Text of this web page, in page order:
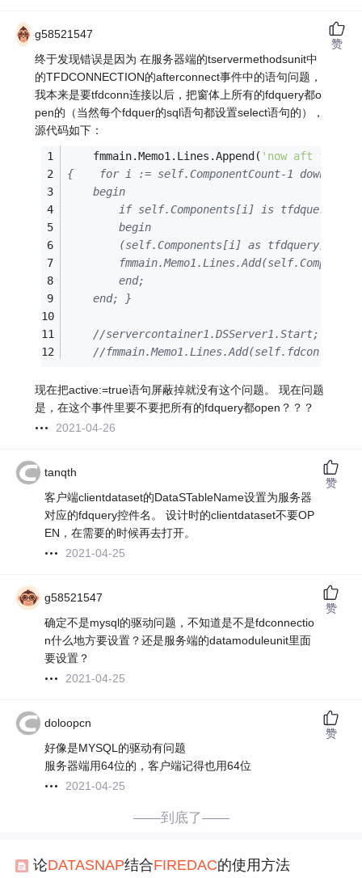
g58521547
终于发现错误是因为 在服务器端的tservermethodsunit中
的TFDCONNECTION的afterconnect事件中的语句问题，
我本来是要tfdconn连接以后，把窗体上所有的fdquery都o
pen的（当然每个fdquer的sql语句都设置select语句的），
源代码如下：
    fmmain.Memo1.Lines.Append(
'now aft
{    for i := self.ComponentCount-1 downto 0
    begin
if self.Components[i] is tfdquery
        begin
(self.Components[i] as
        end;
    end; }
//servercontainer1.DSServer1.Start;
//
现在把active:=true语句屏蔽掉就没有这个问题。 现在问题
是，在这个事件里要不要把所有的fdquery都open？？？
2021-04-26
赞
tanqth
客户端clientdataset的DataSTableName设置为服务器
对应的fdquery控件名。 设计时的clientdataset不要OP
EN，在需要的时候再去打开。
2021-04-25
赞
g58521547
确定不是mysql的驱动问题，不知道是不是fdconnectio
n什么地方要设置？还是服务端的datamoduleunit里面
要设置？
2021-04-25
赞
doloopcn
好像是MYSQL的驱动有问题
服务器端用64位的，客户端记得也用64位
2021-04-25
赞
——到底了——
论DATASNAP结合FIREDAC的使用方法